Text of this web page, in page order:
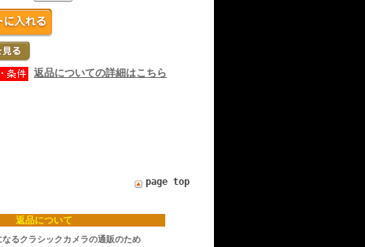
返品についての詳細はこちら
page top
返品について
るクラシックカメラの通販のため